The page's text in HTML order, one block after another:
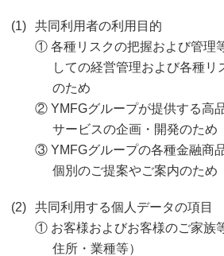
共同利用者の利用目的
① 各種リスクの把握および管理
しての経営管理および各種リ
のため
② YMFGグループが提供する高
サービスの企画・開発のため
③ YMFGグループの各種金融商
個別のご提案やご案内のため
共同利用する個人データの項目
① お客様およびお客様のご家族
住所・業種等）